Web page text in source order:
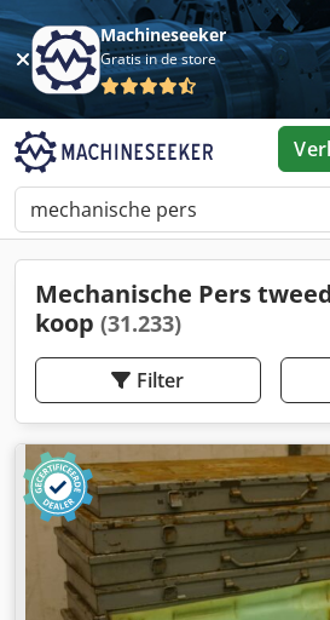
Machineseeker
Gratis in de store
Mechanische Pers
koop (31.233)
Filter